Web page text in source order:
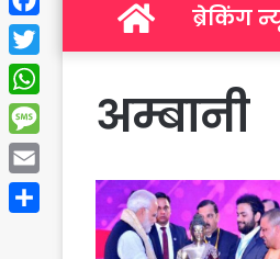
Homeब्रेकिंग
अम्बानी
Facebook
Twitter
WhatsApp
Message
Email